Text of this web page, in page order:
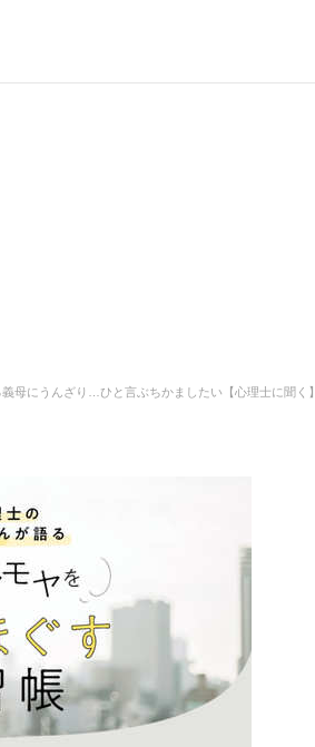
母にうんざり…ひと言ぶちかましたい【心理士に聞く】